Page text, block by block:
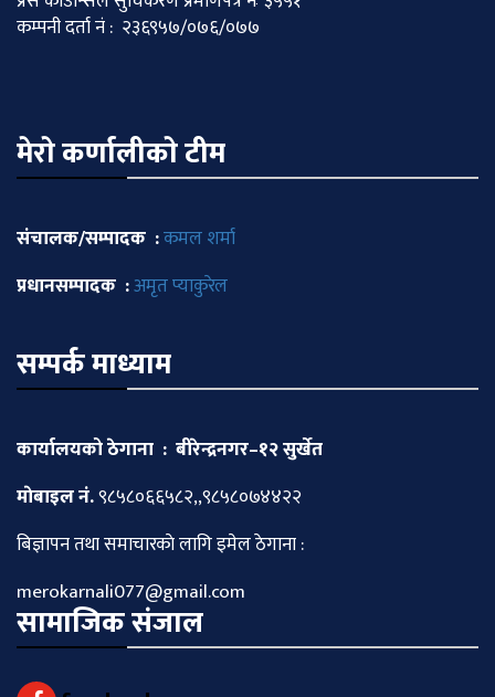
कम्पनी दर्ता नं : २३६९५७/०७६/०७७
मेराे कर्णालीकाे टीम
संचालक/सम्पादक :कमल शर्मा
प्रधानसम्पादक :अमृत प्याकुरेल
सम्पर्क माध्याम
कार्यालयको ठेगाना : बीरेन्द्रनगर–१२ सुर्खेत
माेबाइल नं.९८५८०६६५८२,,९८५८०७४४२२
बिज्ञापन तथा समाचारकाे लागि इमेल ठेगाना :
merokarnali077@gmail.com
सामाजिक संजाल